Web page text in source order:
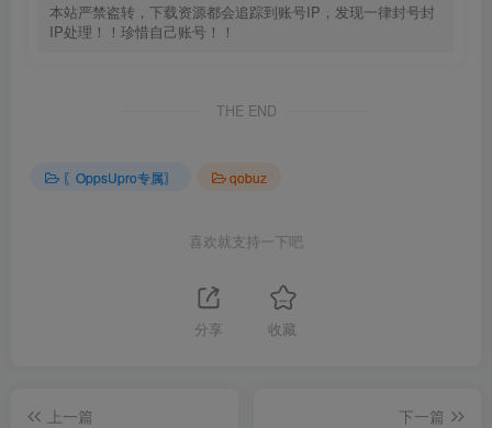
本站严禁盗转，下载资源都会追踪到账号IP，发现一律封号封
IP处理！！珍惜自己账号！！
THE END
〖OppsUpro专属〗 qobuz
喜欢就支持一下吧
分享 收藏
上一篇
下一篇